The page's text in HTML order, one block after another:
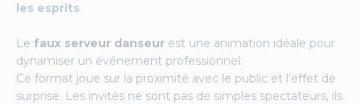
les esprits
Le faux serveur danseur est une animation idéale pour
dynamiser un événement professionnel.
Ce format joue sur la proximité avec le public et l’effet de
surprise. Les invités ne sont pas de simples spectateurs, ils